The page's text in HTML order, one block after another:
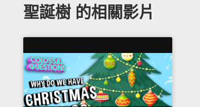
聖誕樹 的相關影片